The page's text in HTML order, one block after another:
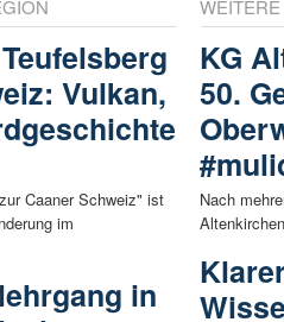
Vulkan,
Caaner Schweiz" ist
im
in
KG
50.
Nach